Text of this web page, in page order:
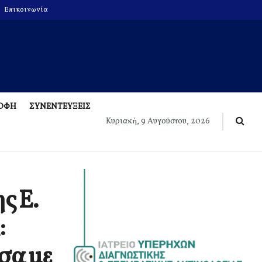
Επικοινωνία
ΣΥΝΕΝΤΕΥΞΕΙΣ
Κυριακή, 9 Αυγούστου, 2026
Ε.